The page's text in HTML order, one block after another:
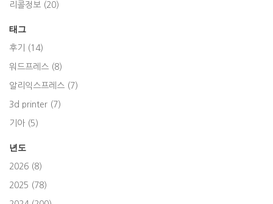
리콜정보 (20)
태그
후기 (14)
워드프레스 (8)
알리익스프레스 (7)
3d printer (7)
기아 (5)
년도
2026 (8)
2025 (78)